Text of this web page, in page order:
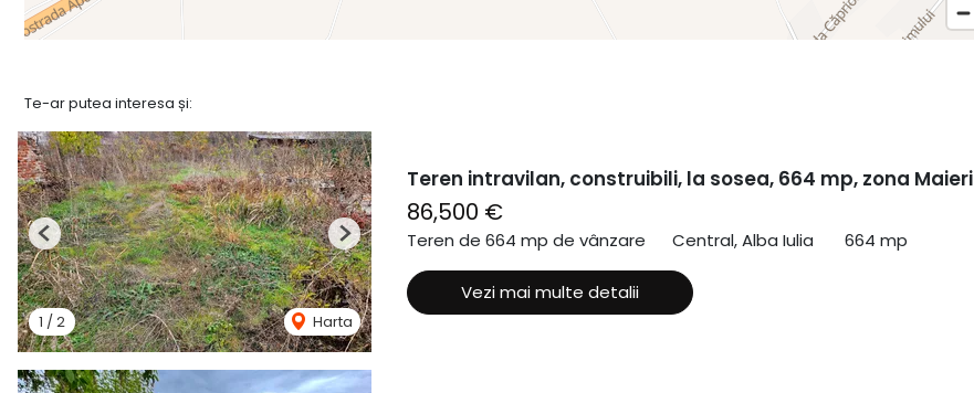
Te-ar putea interesa și:
1 /2 Harta
Previous Next
Teren intravilan, construibili, la sosea, 664 mp, zona Maieri
86,500 €
Teren de 664 mp de vânzare Central, Alba Iulia 664 mp
Vezi mai multe detalii